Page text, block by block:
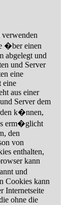
�ber einen
abgelegt und
und Server
eine
eine
aus einer
Server dem
k�nnen,
erm�glicht
den
von
enthalten,
kann
und
Cookies kann
Internetseite
ohne die